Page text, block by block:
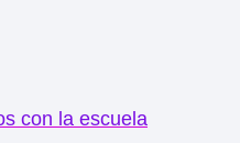
con la escuela